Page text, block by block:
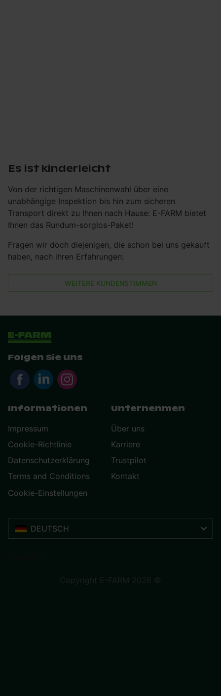
Es ist kinderleicht
Von der richtigen Maschinenwahl über eine
unabhängige Inspektion bis hin zum sicheren
Transport direkt zu Ihnen nach Hause: E-FARM bietet
Ihnen das Rundum-sorglos-Paket!
Fragen wir doch diejenigen, die schon bei uns gekauft
haben, nach ihren Erfahrungen:
WEITERE KUNDENSTIMMEN
Folgen Sie uns
Informationen
Impressum
Cookie-Richtlinie
Datenschutzerklärung
Terms and Conditions
Cookie-Einstellungen
Unternehmen
Über uns
Karriere
Trustpilot
Kontakt
DEUTSCH